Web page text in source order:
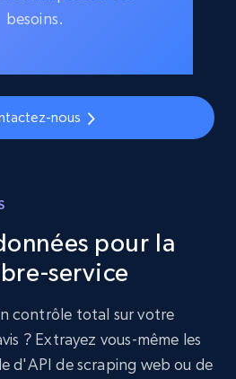
besoins.
nous
pour la
service
contrôle total sur votre
? Extrayez vous-même les
d'API de scraping web ou de